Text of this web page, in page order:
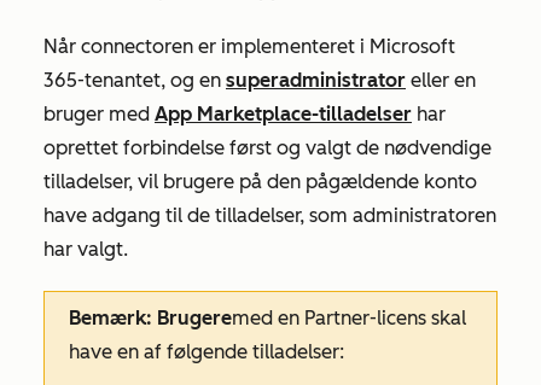
Når connectoren er implementeret i Microsoft
365-tenantet, og en superadministrator eller en
bruger med App Marketplace-tilladelser har
oprettet forbindelse først og valgt de nødvendige
tilladelser, vil brugere på den pågældende konto
have adgang til de tilladelser, som administratoren
har valgt.
Bemærk: Brugeremed en Partner-licens skal
have en af følgende tilladelser: